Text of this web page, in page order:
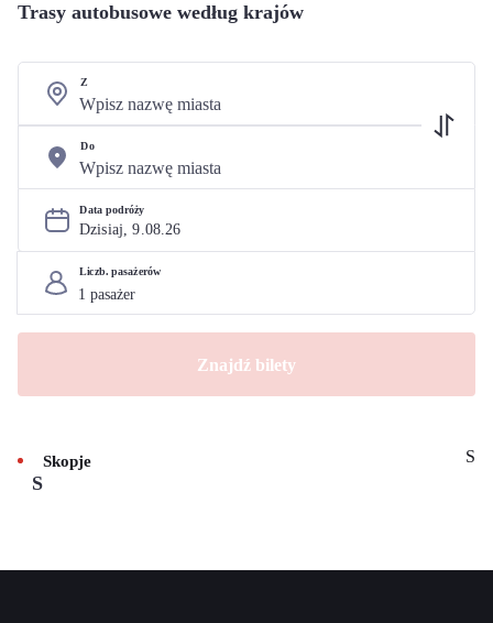
Trasy autobusowe według krajów
Z
Do
Data podróży
Dzisiaj, 9.08.26
Liczb. pasażerów
Znajdź bilety
S
S
Skopje